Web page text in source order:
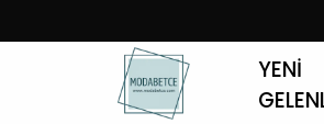
YENİ